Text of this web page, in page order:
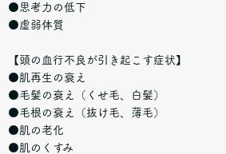
●思考力の低下
●虚弱体質
【頭の血行不良が引き起こす症状】
●肌再生の衰え
●毛髪の衰え（くせ毛、白髪）
●毛根の衰え（抜け毛、薄毛）
●肌の老化
●肌のくすみ